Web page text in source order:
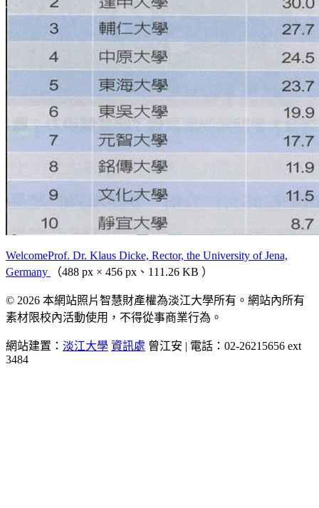
WelcomeProf. Dr. Klaus Dicke, Rector, the University of Jena,
Germany
（488 px × 456 px、111.26 KB ）
© 2026 本網站照片智慧財產權為淡江大學所有。網站內所有
素材限校內活動使用，不得從事商業行為。
網站建置： 淡江大學 資訊處 曾江安 | 電話：02-26215656 ext
3484